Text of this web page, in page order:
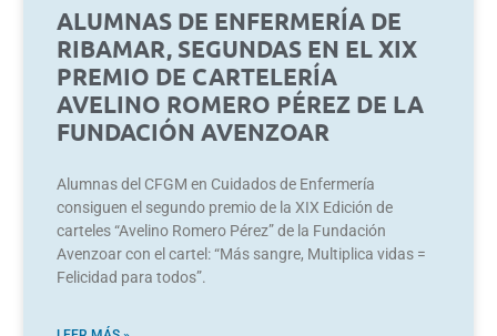
ALUMNAS DE ENFERMERÍA DE
RIBAMAR, SEGUNDAS EN EL XIX
PREMIO DE CARTELERÍA
AVELINO ROMERO PÉREZ DE LA
FUNDACIÓN AVENZOAR
Alumnas del CFGM en Cuidados de Enfermería
consiguen el segundo premio de la XIX Edición de
carteles “Avelino Romero Pérez” de la Fundación
Avenzoar con el cartel: “Más sangre, Multiplica vidas =
Felicidad para todos”.